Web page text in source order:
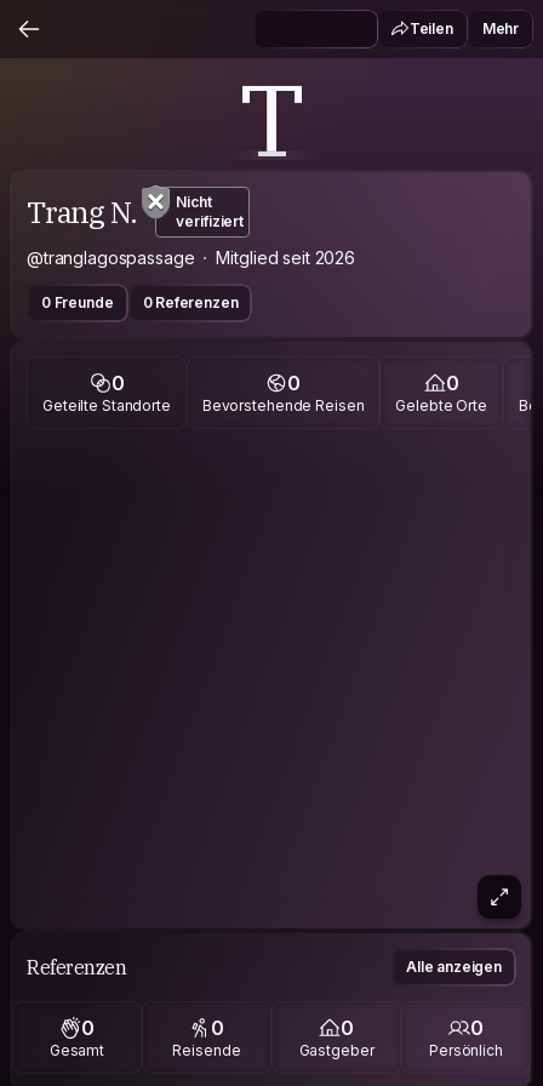
Teilen Mehr
T
Trang N.
Nicht
verifiziert
@tranglagospassage Mitglied seit 2026
0 Freunde 0 Referenzen
0
Geteilte Standorte
0
Bevorstehende Reisen
0
Gelebte Orte
Referenzen Alle anzeigen
0
Gesamt
0
Reisende
0
Gastgeber
0
Persönlich